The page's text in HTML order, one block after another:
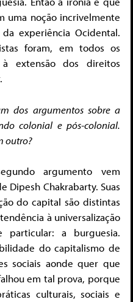
uma noção incrivelmente
experiência Ocidental.
foram, em todos os
extensão dos direitos
dos argumentos sobre a
colonial e pós-colonial.
outro?
argumento vem
Dipesh Chakrabarty. Suas
do capital são distintas
à universalização
a burguesia.
do capitalismo de
sociais aonde quer que
em tal prova, porque
culturais, sociais e